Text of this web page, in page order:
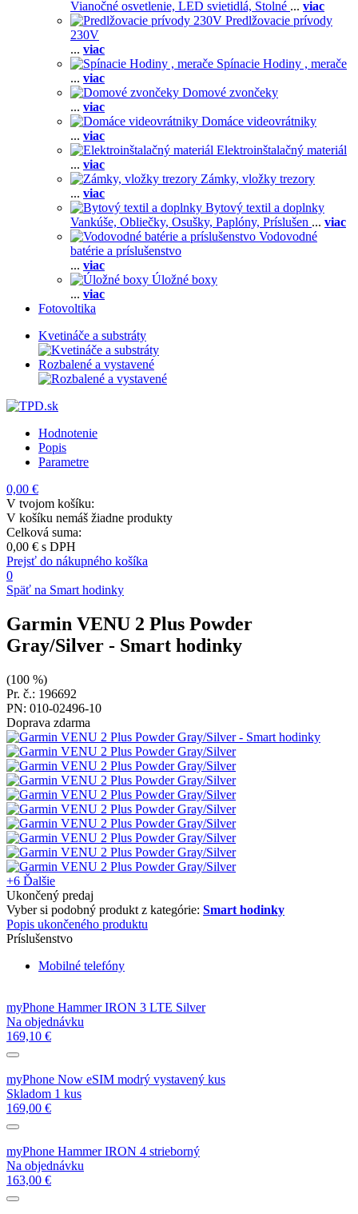
Vianočné osvetlenie, LED svietidlá, Stolné ... viac
Predlžovacie prívody
230V
... viac
Spínacie Hodiny , merače
... viac
Domové zvončeky
... viac
Domáce videovrátniky
... viac
Elektroinštalačný materiál
... viac
Zámky, vložky trezory
... viac
Bytový textil a doplnky
Vankúše, Obliečky, Osušky, Paplóny, Príslušen ... viac
Vodovodné
batérie a príslušenstvo
... viac
Úložné boxy
... viac
Fotovoltika
Kvetináče a substráty
Rozbalené a vystavené
Hodnotenie
Popis
Parametre
0,00 €
V tvojom košíku:
V košíku nemáš žiadne produkty
Celková suma:
0,00 € s DPH
Prejsť do nákupného košíka
0
Späť na Smart hodinky
Garmin VENU 2 Plus Powder
Gray/Silver - Smart hodinky
(100 %)
Pr. č.: 196692
PN: 010-02496-10
Doprava zdarma
+6 Ďalšie
Ukončený predaj
Vyber si podobný produkt z kategórie: Smart hodinky
Popis ukončeného produktu
Príslušenstvo
Mobilné telefóny
myPhone Hammer IRON 3 LTE Silver
Na objednávku
169,10 €
myPhone Now eSIM modrý vystavený kus
Skladom 1 kus
169,00 €
myPhone Hammer IRON 4 strieborný
Na objednávku
163,00 €